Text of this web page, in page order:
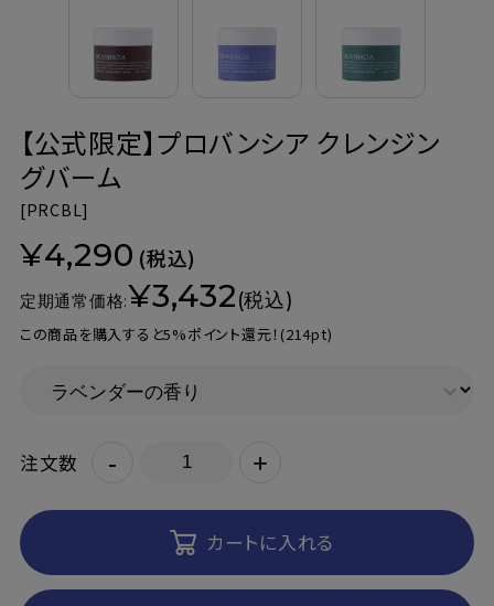
利用規約
【公式限定】プロバンシア クレンジン
グバーム
[PRCBL]
¥4,290 (税込)
定期通常価格:¥3,432(税込)
この商品を購入すると5%ポイント還元！ (214pt)
注文数 - +
カートに入れる